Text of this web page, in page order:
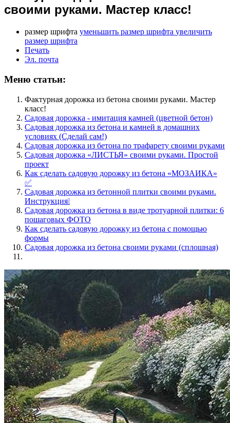
своими руками. Мастер класс!
размер шрифта уменьшить размер шрифта увеличить
размер шрифта
Печать
Эл. почта
Меню статьи:
Фактурная дорожка из бетона своими руками. Мастер
класс!
Садовая дорожка - имитация камней (цветной бетон)
Садовая дорожка из бетона и камней в домашних
условиях (Сделай сам!)
Садовая дорожка из бетона по трафарету своими руками
Садовая дорожка «ЛИСТЬЯ» своими руками. Простой
проект
Как сделать садовую дорожку из бетона «МОЗАИКА»
✅
Садовая дорожка из бетонной плитки своими руками.
Инструкция❕
Садовая дорожка из бетона в виде тротуарной плитки: 6
пошаговых ФОТО
Как сделать садовую дорожку из бетона с помощью
формы
Садовая дорожка из бетона своими руками (сплошная)